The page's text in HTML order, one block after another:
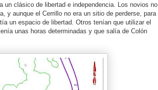
un clásico de libertad e independencia. Los novios no
y aunque el Cerrillo no era un sitio de perderse, para
un espacio de libertad. Otros tenían que utilizar el
unas horas determinadas y que salía de Colón